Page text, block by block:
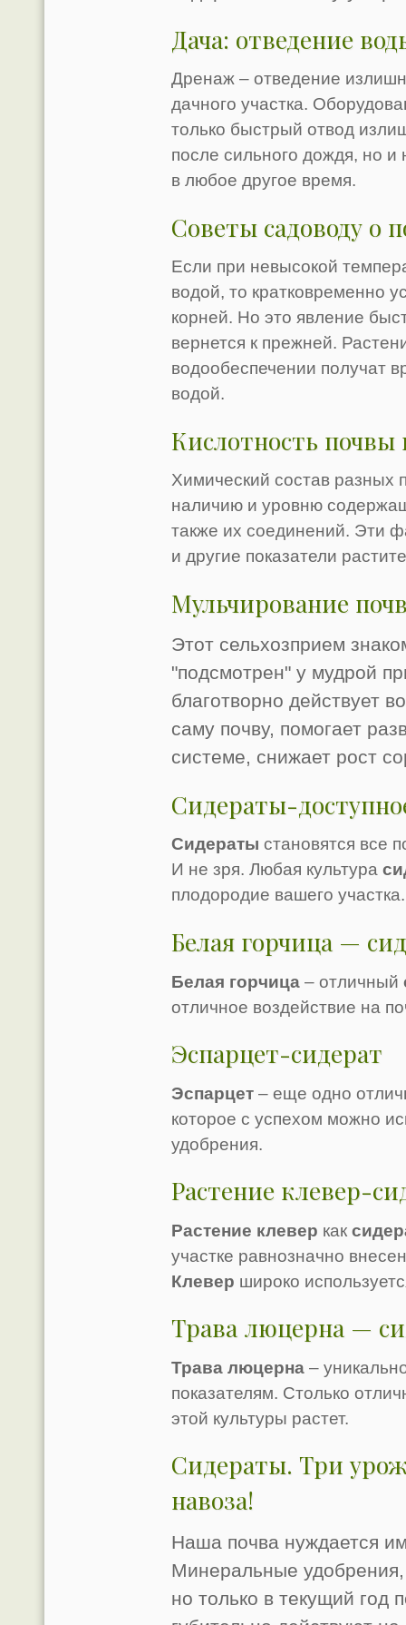
Дача: отведение
Дренаж – отведение
дачного участка.
только быстрый отвод
после сильного дождя, но
в любое другое время.
Советы садоводу о
Если при невысокой
водой, то кратковременно
корней. Но это явление
вернется к прежней.
водообеспечении получат
водой.
Кислотность почвы
Химический состав разных
наличию и уровню
также их соединений. Эти
и другие показатели
Мульчирование
Этот сельхозприем
"подсмотрен" у мудрой
благотворно действует
саму почву, помогает
системе, снижает рост
Сидераты-
Сидераты становятся все
И не зря. Любая культура
плодородие вашего участка.
Белая горчица —
Белая горчица – отличный
отличное воздействие на
Эспарцет-сидерат
Эспарцет – еще одно
которое с успехом можно
удобрения.
Растение клевер-
Растение клевер как
участке равнозначно
Клевер широко
Трава люцерна —
Трава люцерна –
показателям. Столько
этой культуры растет.
Сидераты. Три
навоза!
Наша почва нуждается
Минеральные
но только в текущий год